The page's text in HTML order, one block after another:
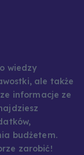
wiedzy
ale także
informacje ze
budżetem.
zarobić!